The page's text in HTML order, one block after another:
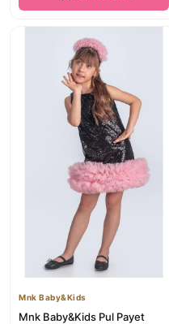
Mnk Baby&Kids
Mnk Baby&Kids Pul Payet